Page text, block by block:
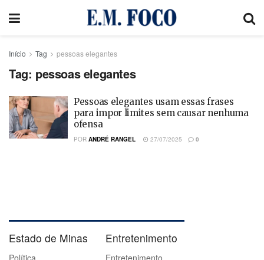
Início Tag pessoas elegantes
Tag: pessoas elegantes
Pessoas elegantes usam essas frases
para impor limites sem causar nenhuma
ofensa
POR ANDRÉ RANGEL 27/07/2025 0
Estado de Minas
Política
Entretenimento
Entretenimento